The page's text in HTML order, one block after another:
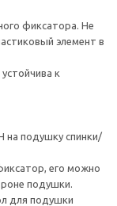
фиксатора. Не
элемент в
к
подушку спинки/
его можно
подушки.
для подушки